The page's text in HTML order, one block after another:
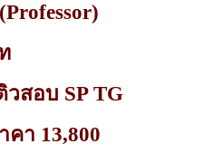
สอบ SP TG
า 13,800